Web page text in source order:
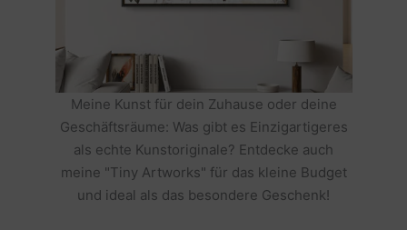
Meine Kunst für dein Zuhause oder deine
Geschäftsräume: Was gibt es Einzigartigeres
als echte Kunstoriginale? Entdecke auch
meine "Tiny Artworks" für das kleine Budget
und ideal als das besondere Geschenk!